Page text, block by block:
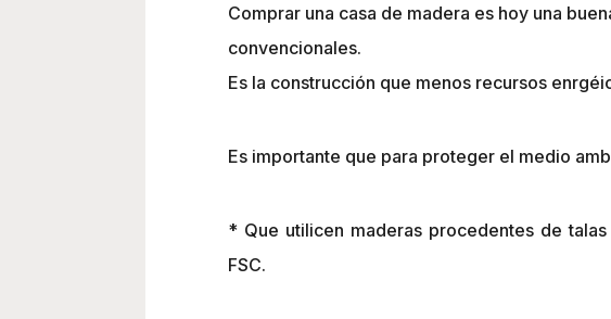
Comprar una casa de madera es hoy una
convencionales.
Es la construcción que menos recursos
Es importante que para proteger el medio
* Que utilicen maderas procedentes de
FSC.